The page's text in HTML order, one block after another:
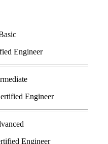
Engineer
Engineer
Engineer